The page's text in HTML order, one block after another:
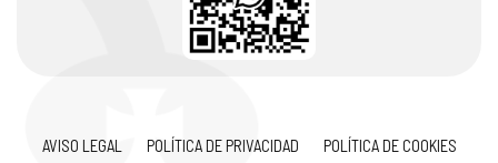
AVISO LEGAL POLÍTICA DE PRIVACIDAD POLÍTICA DE COOKIES